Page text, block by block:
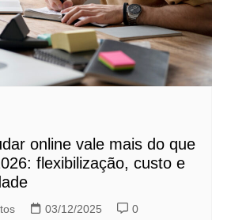
online vale mais do que
flexibilização, custo e
03/12/2025 0